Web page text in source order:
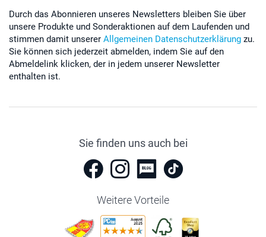
Durch das Abonnieren unseres Newsletters bleiben Sie über
unsere Produkte und Sonderaktionen auf dem Laufenden und
stimmen damit unserer Allgemeinen Datenschutzerklärung zu.
Sie können sich jederzeit abmelden, indem Sie auf den
Abmeldelink klicken, der in jedem unserer Newsletter
enthalten ist.
Sie finden uns auch bei
Weitere Vorteile